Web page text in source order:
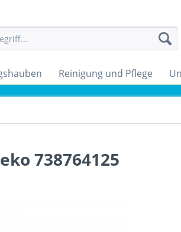
Reinigung und Pflege
738764125